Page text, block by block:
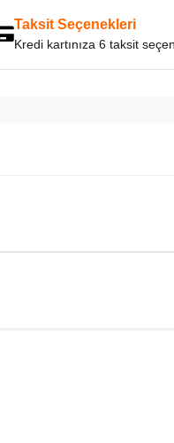
Taksit Seçenekleri
Kredi kartınıza 6 taksit